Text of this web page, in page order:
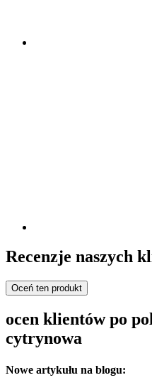
Recenzje naszych
Oceń ten produkt
ocen klientów po
cytrynowa
Nowe artykułu na blogu: